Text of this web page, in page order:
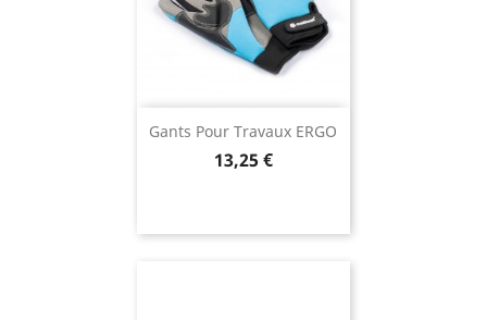
Gants Pour Travaux ERGO
Prix
13,25 €